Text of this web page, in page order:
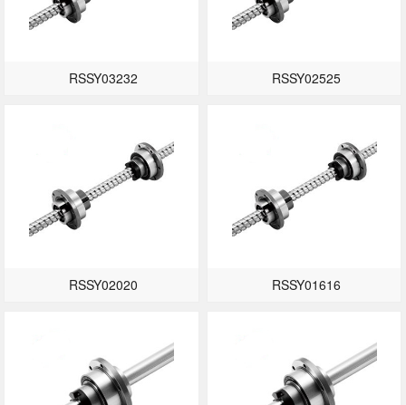
RSSY03232 RSSY02525
RSSY02020 RSSY01616